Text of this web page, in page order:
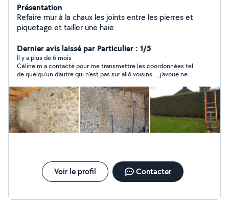
Présentation
Refaire mur à la chaux les joints entre les pierres et
piquetage et tailler une haie
Dernier avis laissé par Particulier : 1/5
Il y a plus de 6 mois
Céline m a contacté pour me transmettre les coordonnées tel
de quelqu'un d'autre qui n'est pas sur allô voisins ... j'avoue ne
Voir le profil Contacter